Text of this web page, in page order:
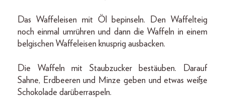
Das Waffeleisen mit Öl bepinseln. Den Waffelteig
noch einmal umrühren und dann die Waffeln in einem
belgischen Waffeleisen knusprig ausbacken.
Die Waffeln mit Staubzucker bestäuben. Darauf
Sahne, Erdbeeren und Minze geben und etwas weiße
Schokolade darüberraspeln.